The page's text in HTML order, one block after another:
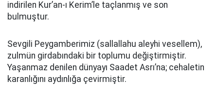
indirilen Kur’an-ı Kerim’le taçlanmış ve son
bulmuştur.
Sevgili Peygamberimiz (sallallahu aleyhi vesellem),
zulmün girdabındaki bir toplumu değiştirmiştir.
Yaşanmaz denilen dünyayı Saadet Asrı’na; cehaletin
karanlığını aydınlığa çevirmiştir.